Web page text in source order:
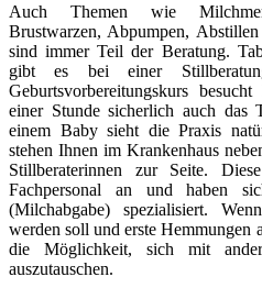
Auch Themen wie
Brustwarzen, Abpumpen,
sind immer Teil der Beratung.
gibt es bei einer
Geburtsvorbereitungskurs
einer Stunde sicherlich auch das
einem Baby sieht die Praxis
stehen Ihnen im Krankenhaus
Stillberaterinnen zur Seite.
Fachpersonal an und haben
(Milchabgabe) spezialisiert.
werden soll und erste Hemmungen
die Möglichkeit, sich mit
auszutauschen.